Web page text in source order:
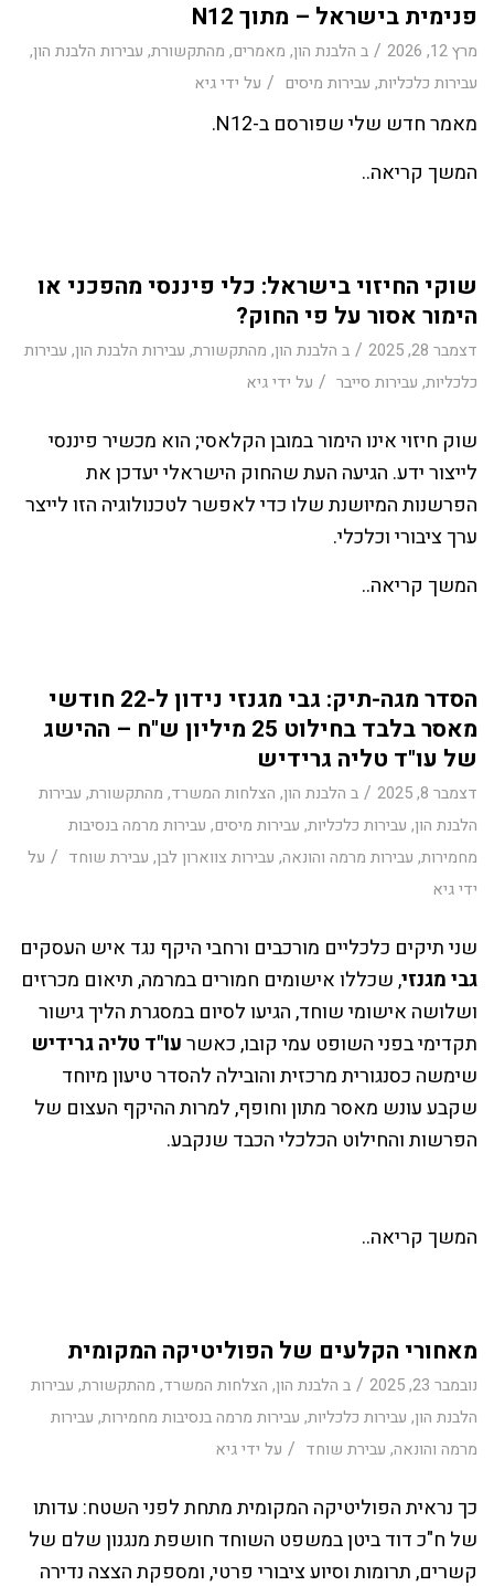
פנימית בישראל – מתוך N12
מרץ 12, 2026 / ב הלבנת הון, מאמרים, מהתקשורת, עבירות הלבנת הון,
עבירות כלכליות, עבירות מיסים / על ידיגיא
מאמר חדש שלי שפורסם ב-N12.
המשך קריאה..
שוקי החיזוי בישראל: כלי פיננסי מהפכני או
הימור אסור על פי החוק?
דצמבר 28, 2025 / ב הלבנת הון, מהתקשורת, עבירות הלבנת הון, עבירות
כלכליות, עבירות סייבר / על ידיגיא
שוק חיזוי אינו הימור במובן הקלאסי; הוא מכשיר פיננסי
לייצור ידע. הגיעה העת שהחוק הישראלי יעדכן את
הפרשנות המיושנת שלו כדי לאפשר לטכנולוגיה הזו לייצר
ערך ציבורי וכלכלי.
המשך קריאה..
הסדר מגה-תיק: גבי מגנזי נידון ל-22 חודשי
מאסר בלבד בחילוט 25 מיליון ש"ח – ההישג
של עו"ד טליה גרידיש
דצמבר 8, 2025 / ב הלבנת הון, הצלחות המשרד, מהתקשורת, עבירות
הלבנת הון, עבירות כלכליות, עבירות מיסים, עבירות מרמה בנסיבות
מחמירות, עבירות מרמה והונאה, עבירות צווארון לבן, עבירת שוחד / על
ידיגיא
שני תיקים כלכליים מורכבים ורחבי היקף נגד איש העסקים
גבי מגנזי, שכללו אישומים חמורים במרמה, תיאום מכרזים
ושלושה אישומי שוחד, הגיעו לסיום במסגרת הליך גישור
תקדימי בפני השופט עמי קובו, כאשרעו"ד טליה גרידיש
שימשה כסנגורית מרכזית והובילה להסדר טיעון מיוחד
שקבע עונש מאסר מתון וחופף, למרות ההיקף העצום של
הפרשות והחילוט הכלכלי הכבד שנקבע.
המשך קריאה..
מאחורי הקלעים של הפוליטיקה המקומית
נובמבר 23, 2025 / ב הלבנת הון, הצלחות המשרד, מהתקשורת, עבירות
הלבנת הון, עבירות כלכליות, עבירות מרמה בנסיבות מחמירות, עבירות
מרמה והונאה, עבירת שוחד / על ידיגיא
כך נראית הפוליטיקה המקומית מתחת לפני השטח: עדותו
של ח"כ דוד ביטן במשפט השוחד חושפת מנגנון שלם של
קשרים, תרומות וסיוע ציבורי פרטי, ומספקת הצצה נדירה